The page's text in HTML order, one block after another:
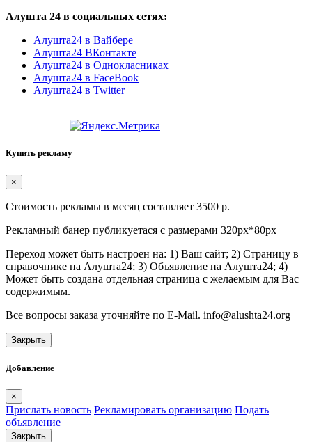
Алушта 24 в социальных сетях:
Алушта24 в Вайбере
Алушта24 ВКонтакте
Алушта24 в Однокласниках
Алушта24 в FaceBook
Алушта24 в Twitter
Купить рекламу
×
Стоимость рекламы в месяц составляет 3500 р.
Рекламный банер публикуетася с размерами 320px*80px
Переход может быть настроен на: 1) Ваш сайт; 2) Страницу в
справочнике на Алушта24; 3) Объявление на Алушта24; 4)
Может быть создана отдельная страница с желаемым для Вас
содержимым.
Все вопросы заказа уточняйте по E-Mail. info@alushta24.org
Закрыть
Добавление
×
Прислать новость Рекламировать организацию Подать
объявление
Закрыть